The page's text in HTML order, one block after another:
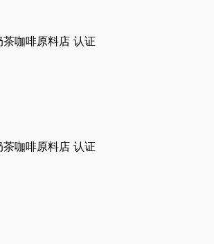
茶咖啡原料店 认证
茶咖啡原料店 认证